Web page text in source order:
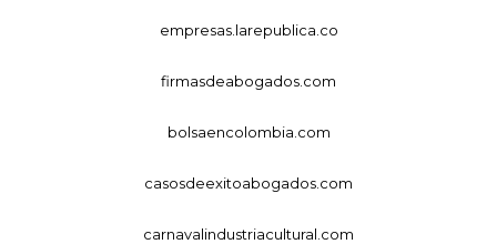
empresas.larepublica.co
firmasdeabogados.com
bolsaencolombia.com
casosdeexitoabogados.com
carnavalindustriacultural.com